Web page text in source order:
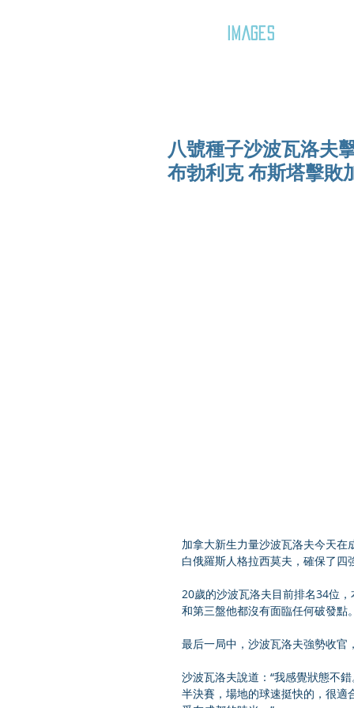
IMAGES
八號種子沙波瓦洛夫
布勃利克 布斯塔擊敗
加拿大新生力量沙波瓦洛夫今天
白俄羅斯人格拉西莫夫，確保了四
20歲的沙波瓦洛夫目前排名34位
和第三盤他都沒有面臨任何破發點
最后一局中，沙波瓦洛夫強勢收官
沙波瓦洛夫說道：“我感覺狀態不
半決賽，場地的球速挺快的，很